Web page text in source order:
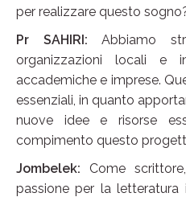
per realizzare questo
Pr SAHIRI: Abbiamo
organizzazioni locali e
accademiche e imprese.
essenziali, in quanto
nuove idee e risorse
compimento questo
Jombelek: Come
passione per la letteratura